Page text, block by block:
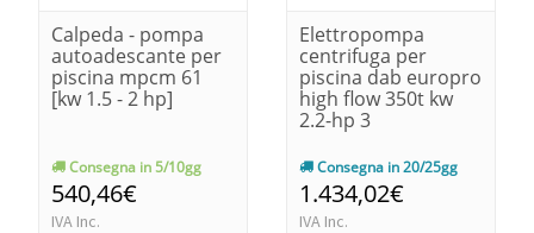
Calpeda - pompa
autoadescante per
piscina mpcm 61
[kw 1.5 - 2 hp]
Consegna in 5/10gg
540,46€
IVA Inc.
Elettropompa
centrifuga per
piscina dab europro
high flow 350t kw
2.2-hp 3
Consegna in 20/25gg
1.434,02€
IVA Inc.